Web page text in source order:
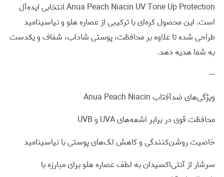
Anua Peach Niacin UV Tone Up Protection انتخابی ایده‌آل
است. این محصول کره‌ای با ترکیبی از عصاره هلو و نیاسینامید
طراحی شده تا علاوه بر محافظت، پوستی شاداب، شفاف و یکدست
به شما هدیه دهد.
---
ویژگی‌های ضدآفتاب Anua Peach Niacin
محافظت قوی در برابر اشعه‌های UVA و UVB
خاصیت روشن‌کنندگی و کاهش لک‌های پوستی با نیاسینامید
سرشار از آنتی‌اکسیدان به لطف عصاره هلو برای مبارزه با